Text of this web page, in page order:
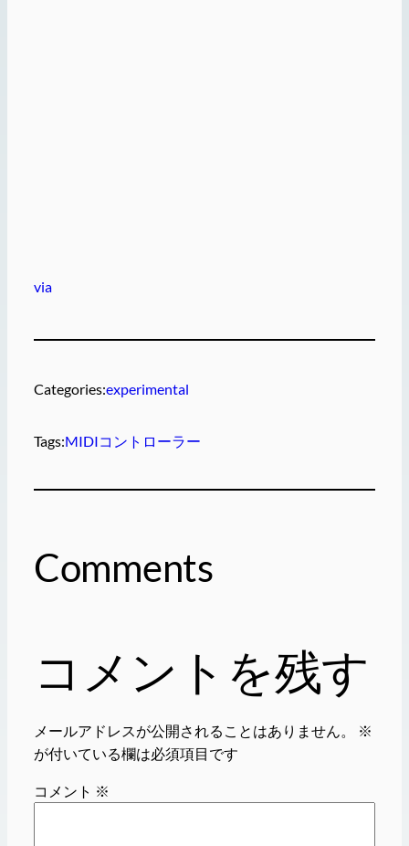
via
Categories:experimental
Tags:MIDIコントローラー
Comments
コメントを残す
メールアドレスが公開されることはありません。
※
が付いている欄は必須項目です
コメント ※